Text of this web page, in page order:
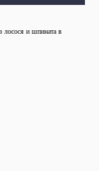
лосося и шпината в